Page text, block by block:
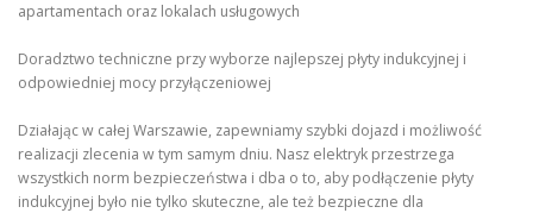
apartamentach oraz lokalach usługowych
Doradztwo techniczne przy wyborze najlepszej płyty indukcyjnej i
odpowiedniej mocy przyłączeniowej
Działając w całej Warszawie, zapewniamy szybki dojazd i możliwość
realizacji zlecenia w tym samym dniu. Nasz elektryk przestrzega
wszystkich norm bezpieczeństwa i dba o to, aby podłączenie płyty
indukcyjnej było nie tylko skuteczne, ale też bezpieczne dla